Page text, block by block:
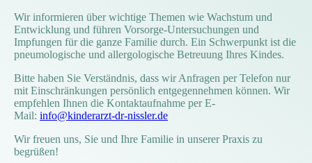
Wir informieren über wichtige Themen wie Wachstum und
Entwicklung und führen Vorsorge-Untersuchungen und
Impfungen für die ganze Familie durch. Ein Schwerpunkt ist die
pneumologische und allergologische Betreuung Ihres Kindes.
Bitte haben Sie Verständnis, dass wir Anfragen per Telefon nur
mit Einschränkungen persönlich entgegennehmen können. Wir
empfehlen Ihnen die Kontaktaufnahme per E-
Mail: info@kinderarzt-dr-nissler.de
Wir freuen uns, Sie und Ihre Familie in unserer Praxis zu
begrüßen!